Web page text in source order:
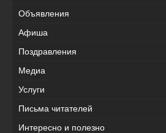
Объявления
Афиша
Поздравления
Медиа
Услуги
Письма читателей
Интересно и полезно